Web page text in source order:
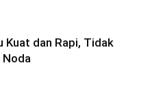
Kuat dan Rapi, Tidak